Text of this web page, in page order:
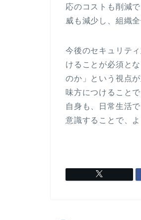
応のコストも削減
威も減少し、組織
今後のセキュリテ
けることが必須と
のか」という視点
味方につけること
自身も、日常生活
意識することで、